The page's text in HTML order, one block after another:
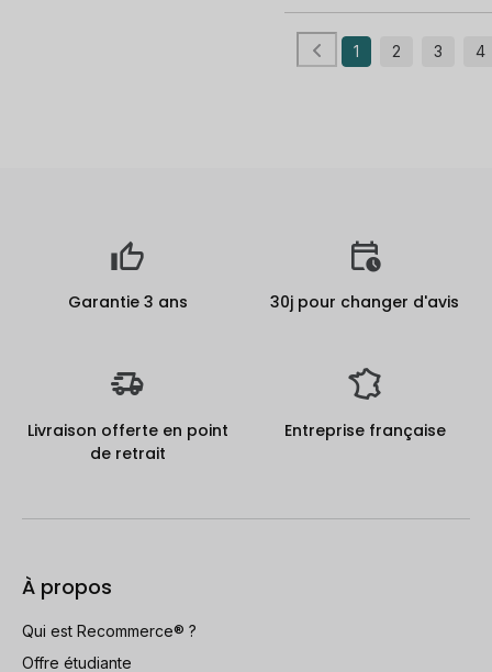
1 2 3 4
Garantie 3 ans 30j pour changer d'avis
Livraison offerte en point
de retrait
Entreprise française
À propos
Qui est Recommerce® ?
Offre étudiante